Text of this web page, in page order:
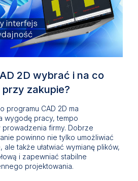
2D wybrać i na co
zakupie?
CAD 2D ma
wygodę pracy, tempo
firmy. Dobrze
powinno nie tylko umożliwiać
także ułatwiać wymianę plików,
i zapewniać stabilne
projektowania.